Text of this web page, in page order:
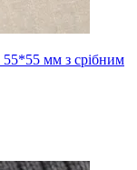
мм з срібним